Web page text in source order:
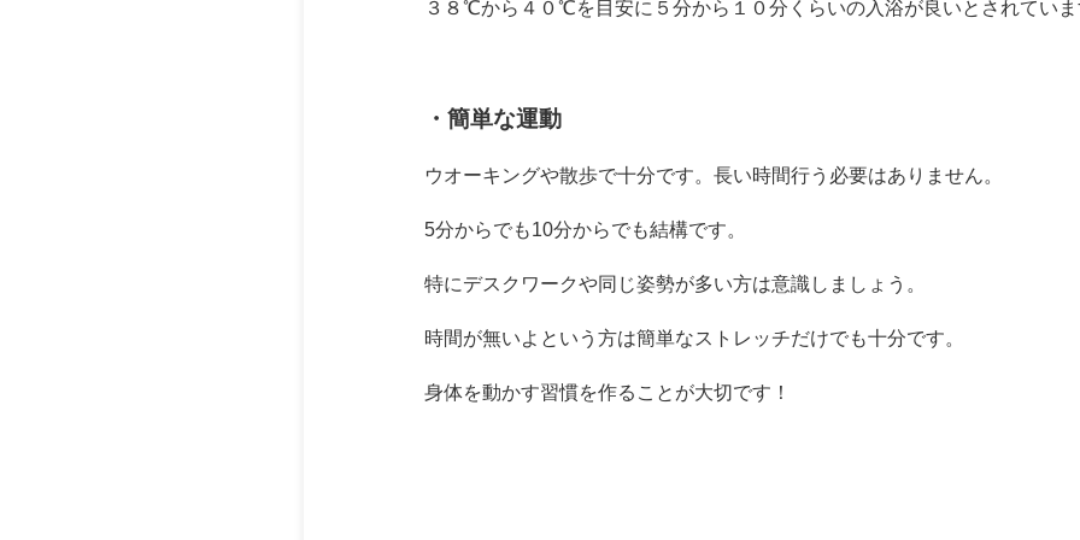
３８℃から４０℃を目安に５分から１０分くらいの入浴が良いとされてい
・簡単な運動
ウオーキングや散歩で十分です。長い時間行う必要はありません。
5分からでも10分からでも結構です。
特にデスクワークや同じ姿勢が多い方は意識しましょう。
時間が無いよという方は簡単なストレッチだけでも十分です。
身体を動かす習慣を作ることが大切です！